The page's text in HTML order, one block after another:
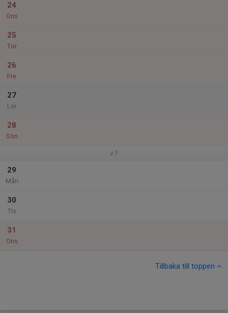
24
Ons
25
Tor
26
Fre
27
Lör
28
Sön
v.1
29
Mån
30
Tis
31
Ons
Tillbaka till toppen